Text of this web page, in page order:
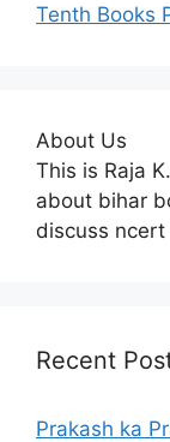
Tenth Books
About Us
This is Raja
about bihar
discuss
Recent
Prakash ka